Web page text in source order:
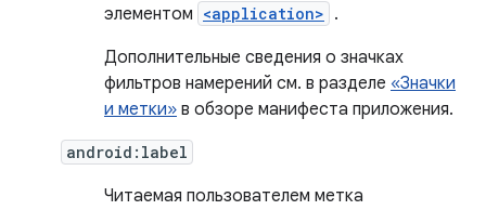
элементом <application> .
Дополнительные сведения о значках
фильтров намерений см. в разделе «Значки
и метки» в обзоре манифеста приложения.
android:label
Читаемая пользователем метка